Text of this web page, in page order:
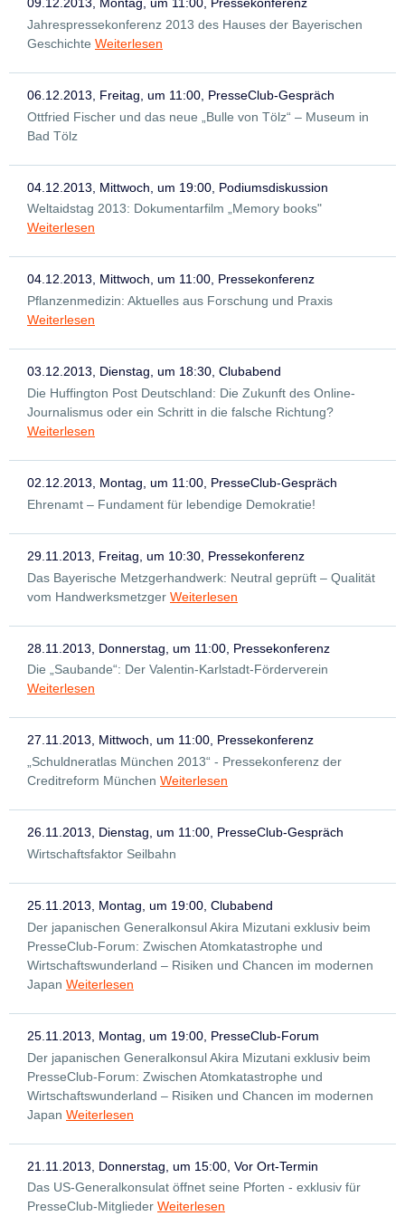
Jahrespressekonferenz 2013 des Hauses der Bayerischen
Geschichte Weiterlesen
06.12.2013, Freitag, um 11:00, PresseClub-Gespräch
Ottfried Fischer und das neue „Bulle von Tölz“ – Museum in
Bad Tölz
04.12.2013, Mittwoch, um 19:00, Podiumsdiskussion
Weltaidstag 2013: Dokumentarfilm „Memory books"
Weiterlesen
04.12.2013, Mittwoch, um 11:00, Pressekonferenz
Pflanzenmedizin: Aktuelles aus Forschung und Praxis
Weiterlesen
03.12.2013, Dienstag, um 18:30, Clubabend
Die Huffington Post Deutschland: Die Zukunft des Online-
Journalismus oder ein Schritt in die falsche Richtung?
Weiterlesen
02.12.2013, Montag, um 11:00, PresseClub-Gespräch
Ehrenamt – Fundament für lebendige Demokratie!
29.11.2013, Freitag, um 10:30, Pressekonferenz
Das Bayerische Metzgerhandwerk: Neutral geprüft – Qualität
vom Handwerksmetzger Weiterlesen
28.11.2013, Donnerstag, um 11:00, Pressekonferenz
Die „Saubande“: Der Valentin-Karlstadt-Förderverein
Weiterlesen
27.11.2013, Mittwoch, um 11:00, Pressekonferenz
„Schuldneratlas München 2013“ - Pressekonferenz der
Creditreform München Weiterlesen
26.11.2013, Dienstag, um 11:00, PresseClub-Gespräch
Wirtschaftsfaktor Seilbahn
25.11.2013, Montag, um 19:00, Clubabend
Der japanischen Generalkonsul Akira Mizutani exklusiv beim
PresseClub-Forum: Zwischen Atomkatastrophe und
Wirtschaftswunderland – Risiken und Chancen im modernen
Japan Weiterlesen
25.11.2013, Montag, um 19:00, PresseClub-Forum
Der japanischen Generalkonsul Akira Mizutani exklusiv beim
PresseClub-Forum: Zwischen Atomkatastrophe und
Wirtschaftswunderland – Risiken und Chancen im modernen
Japan Weiterlesen
21.11.2013, Donnerstag, um 15:00, Vor Ort-Termin
Das US-Generalkonsulat öffnet seine Pforten - exklusiv für
PresseClub-Mitglieder Weiterlesen